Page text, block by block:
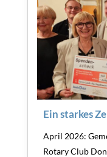
Ein starkes
April 2026:
Rotary Club